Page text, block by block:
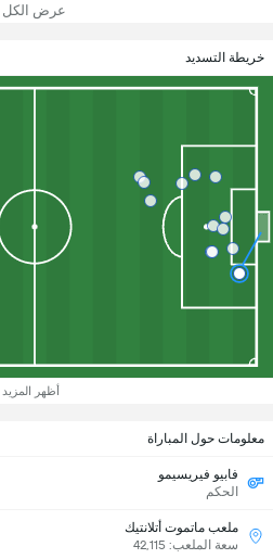
عرض الكل
خريطة التسديد
أظهر المزيد
معلومات حول المباراة
فابيو فيريسيمو
الحكم
ملعب ماتموت أتلانتيك
سعة الملعب: 42,115